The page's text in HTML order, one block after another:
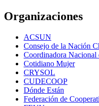
Organizaciones
ACSUN
Consejo de la Nación
Coordinadora Nacional
Cotidiano Mujer
CRYSOL
CUDECOOP
Dónde Están
Federación de